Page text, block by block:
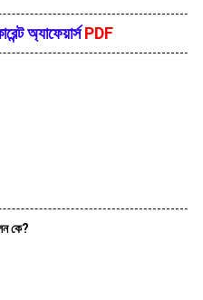
অ্যাফেয়ার্সPDF
কে?